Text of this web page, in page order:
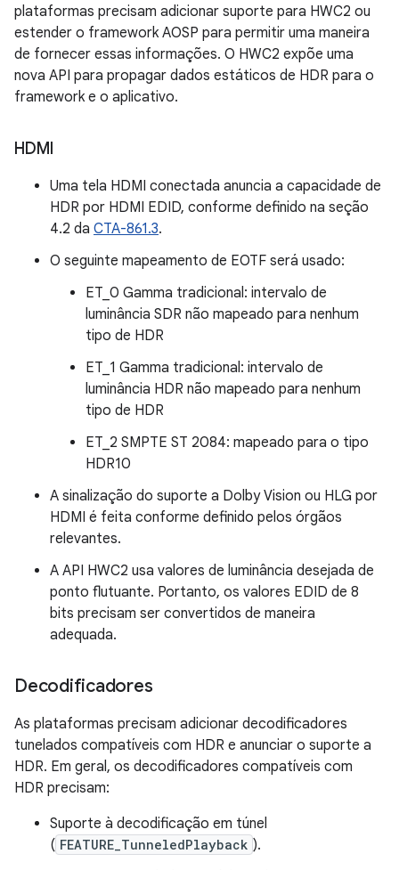
plataformas precisam adicionar suporte para HWC2 ou
estender o framework AOSP para permitir uma maneira
de fornecer essas informações. O HWC2 expõe uma
nova API para propagar dados estáticos de HDR para o
framework e o aplicativo.
HDMI
Uma tela HDMI conectada anuncia a capacidade de
HDR por HDMI EDID, conforme definido na seção
4.2 da CTA-861.3.
O seguinte mapeamento de EOTF será usado:
ET_0 Gamma tradicional: intervalo de
luminância SDR não mapeado para nenhum
tipo de HDR
ET_1 Gamma tradicional: intervalo de
luminância HDR não mapeado para nenhum
tipo de HDR
ET_2 SMPTE ST 2084: mapeado para o tipo
HDR10
A sinalização do suporte a Dolby Vision ou HLG por
HDMI é feita conforme definido pelos órgãos
relevantes.
A API HWC2 usa valores de luminância desejada de
ponto flutuante. Portanto, os valores EDID de 8
bits precisam ser convertidos de maneira
adequada.
Decodificadores
As plataformas precisam adicionar decodificadores
tunelados compatíveis com HDR e anunciar o suporte a
HDR. Em geral, os decodificadores compatíveis com
HDR precisam:
Suporte à decodificação em túnel
( FEATURE_TunneledPlayback ).